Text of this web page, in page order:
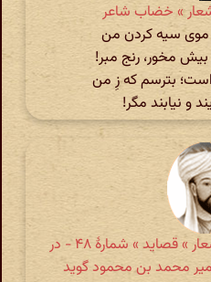
» خضاب شاعر
موی سیه کردن من
مخور، رنج مبر!
بترسم که زِ من
و نیابند مگر!
فرخی سیستانی » دیوان اشعار » قصاید » شمارهٔ ۴۸ - در
محمد بن محمود گوید